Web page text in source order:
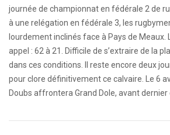
journée de championnat en fédérale 2 de
à une relégation en fédérale 3, les
lourdement inclinés face à Pays de Meaux.
appel : 62 à 21. Difficile de s’extraire de la
dans ces conditions. Il reste encore deux
pour clore définitivement ce calvaire. Le 6
Doubs affrontera Grand Dole, avant dernier